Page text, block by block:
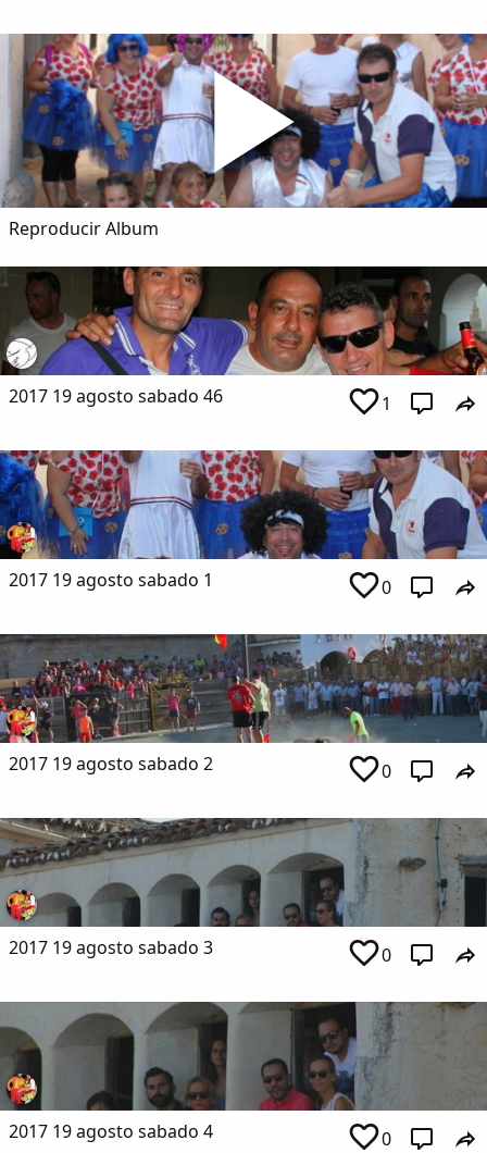
Cancionero Local
Apodos
Peñas
Modo oscuro
Reproducir Album
2017 19 agosto sabado 46 1
2017 19 agosto sabado 1 0
2017 19 agosto sabado 2 0
2017 19 agosto sabado 3 0
2017 19 agosto sabado 4 0